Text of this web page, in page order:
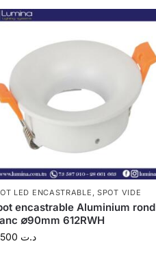
LED ENCASTRABLE , SPOT VIDE
encastrable Aluminium rond
∅90mm 612RWH
د.ت